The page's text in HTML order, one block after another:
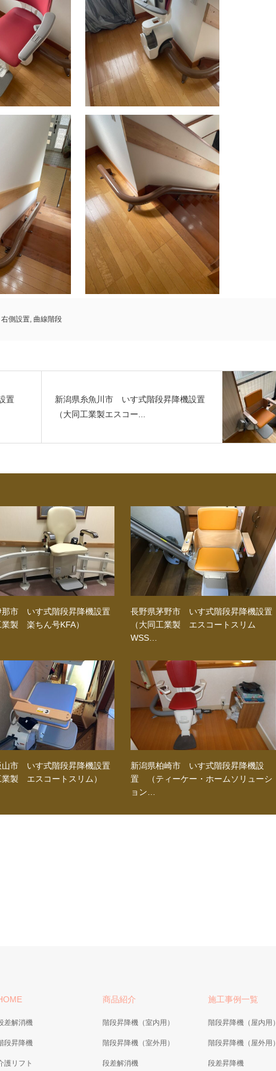
右側設置, 曲線階段
置
新潟県糸魚川市 いす式階段昇降機設置
（大同工業製エスコー...
那市 いす式階段昇降機設置
業製 楽ちん号KFA）
長野県茅野市 いす式階段昇降機設置
（大同工業製 エスコートスリム
WSS…
山市 いす式階段昇降機設置
業製 エスコートスリム）
新潟県柏崎市 いす式階段昇降機設
置 （ティーケー・ホームソリューシ
ョン…
差解消機
段昇降機
護リフト
商品紹介
階段昇降機（室内用）
階段昇降機（室外用）
段差解消機
施工事例一覧
階段昇降機（屋内用）
階段昇降機（屋外用）
段差昇降機